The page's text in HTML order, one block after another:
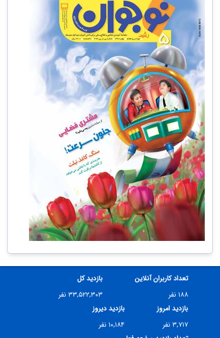
تعداد کاربران آنلاین
۱۸۸ نفر
بازدید کل
۳۳,۵۲۲,۳۰۳ نفر
بازدید امروز
۳,۷۱۷ نفر
بازدید دیروز
۱۰,۱۸۴ نفر